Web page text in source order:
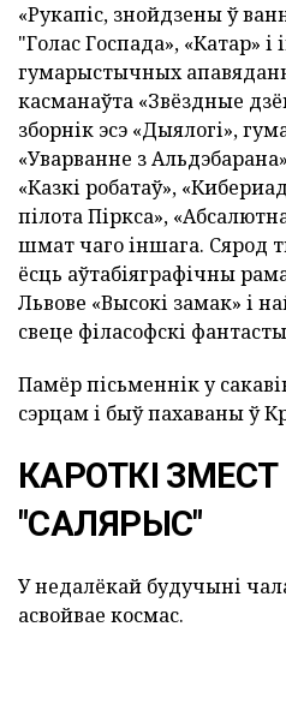
«Рукапіс, знойдзены ў
"Голас Госпада», «Катар»
гумарыстычных
касманаўта «Звёздные
зборнік эсэ «Дыялогі»,
«Уварванне з
«Казкі робатаў»,
пілота Піркса»,
шмат чаго іншага. Сярод
ёсць аўтабіяграфічны
Львове «Высокі замак» і
свеце філасофскі
Памёр пісьменнік у
сэрцам і быў пахаваны ў
КАРОТКІ
"САЛЯРЫС"
У недалёкай будучыні
асвойвае космас.